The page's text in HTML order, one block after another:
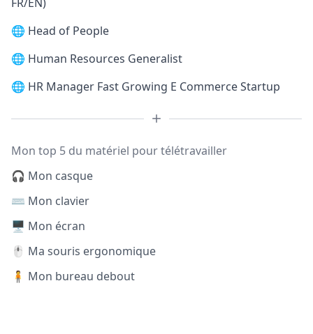
🌐 Head of People
🌐 Human Resources Generalist
🌐 HR Manager Fast Growing E Commerce Startup
Mon top 5 du matériel pour télétravailler
🎧 Mon casque
⌨️ Mon clavier
🖥️ Mon écran
🖱️ Ma souris ergonomique
🧍 Mon bureau debout